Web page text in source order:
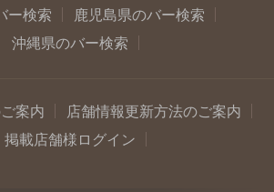
ー検索
鹿児島県のバー検索
沖縄県のバー検索
案内
店舗情報更新方法のご案内
掲載店舗様ログイン